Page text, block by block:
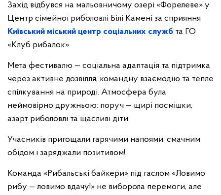
Захід відбувся на мальовничому озері «Форелеве» у
Центр сімейної риболовлі Білі Камені за сприяння
Київський міський центр соціальних служб та ГО
«Клуб рибалок».
Мета фестивалю — соціальна адаптація та підтримка
через активне дозвілля, командну взаємодію та тепле
спілкування на природі. Атмосфера була
неймовірно дружньою: поруч — щирі посмішки,
азарт риболовлі та щасливі діти.
Учасників пригощали гарячими напоями, смачним
обідом і заряджали позитивом!
Команда «Рибальські байкери» під гаслом «Ловимо
рибу — ловимо вдачу!» не виборола перемоги, але